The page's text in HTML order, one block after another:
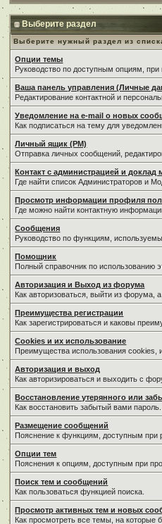
Выберите раздел
Выберите нужный раздел из
Опции темы
Руководство по доступным опциям, при
Ваша панель управления (Личные
Редактирование контактной и
Уведомление на e-mail о новых
Как подписаться на тему для
Личный ящик (PM)
Отправка личных сообщений,
Контакт с администрацией и доклад
Где найти список Администраторов и
Просмотр информации профиля
Где можно найти контактную
Сообщения
Руководство по функциям,
Помощник
Полный справочник по использованию
Авторизация и Выход из форума
Как авторизоваться, выйти из форума,
Преимущества регистрации
Как зарегистрироваться и каковы
Cookies и их использование
Преимущества использования cookies,
Авторизация и выход
Как авторизироваться и выходить с
Восстановление утерянного или
Как восстановить забытый вами пароль.
Размещение сообщений
Пояснение к функциям, доступным
Опции тем
Пояснения к опциям, доступным при
Поиск тем и сообщений
Как пользоваться функцией поиска.
Просмотр активных тем и новых
Как просмотреть все темы, на которые